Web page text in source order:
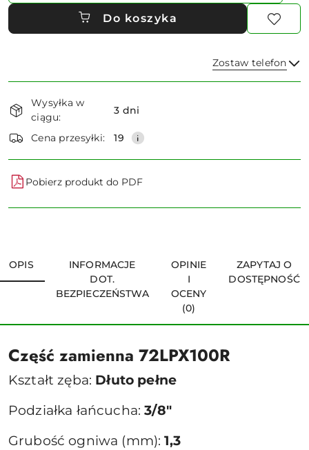
Do koszyka
Zostaw telefon
i
dostawa
Wysyłka w
ciągu:
3 dni
Cena przesyłki: 19
Pobierz produkt do PDF
OPIS
INFORMACJE
DOT.
BEZPIECZEŃSTWA
OPINIE
I
OCENY
(0)
ZAPYTAJ O
DOSTĘPNOŚĆ
Część zamienna 72LPX100R
Kształt zęba: Dłuto pełne
Podziałka łańcucha:3/8"
Grubość ogniwa (mm):1,3